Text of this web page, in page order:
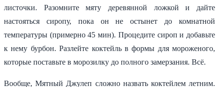
листочки. Разомните мяту деревянной ложкой и дайте
настояться сиропу, пока он не остынет до комнатной
температуры (примерно 45 мин). Процедите сироп и добавьте
к нему бурбон. Разлейте коктейль в формы для мороженого,
которые поставьте в морозилку до полного замерзания. Всё.
Вообще, Мятный Джулеп сложно назвать коктейлем летним.